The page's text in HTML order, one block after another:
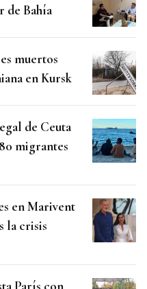
de Bahía
muertos
en Kursk
de Ceuta
migrantes
en Marivent
la crisis